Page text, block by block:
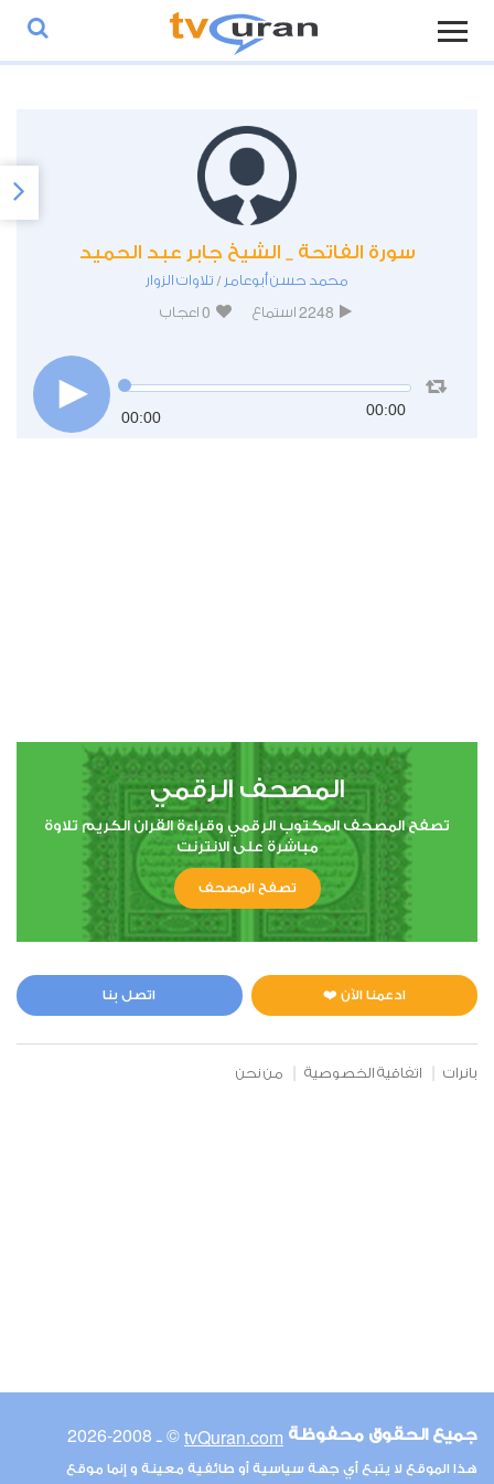
سورة الفاتحة _ الشيخ جابر عبد الحميد
محمد حسن أبوعامر / تلاوات الزوار
2248 استماع 0 اعجاب
00:00 00:00
المصحف الرقمي
تصفح المصحف المكتوب الرقمي وقراءة القران الكريم تلاوة
مباشرة على الانترنت
تصفح المصحف
ادعمنا الآن ❤️ اتصل بنا
بانرات اتفاقية الخصوصية من نحن
جميع الحقوق محفوظة tvQuran.com© ـ 2008-2026
هذا الموقع لا يتبع أي جهة سياسية أو طائفية معينة و إنما موقع